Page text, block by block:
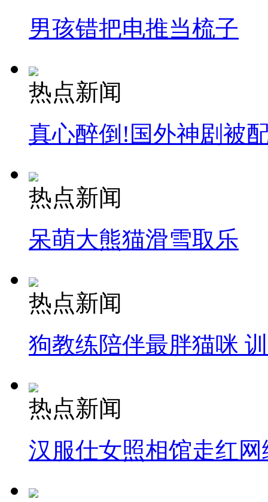
男孩错把电推当梳子
热点新闻
真心醉倒!国外神剧被
热点新闻
呆萌大熊猫滑雪取乐
热点新闻
狗教练陪伴最胖猫咪
热点新闻
汉服仕女照相馆走红网